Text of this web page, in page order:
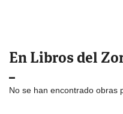
En Libros del
No se han encontrado obras